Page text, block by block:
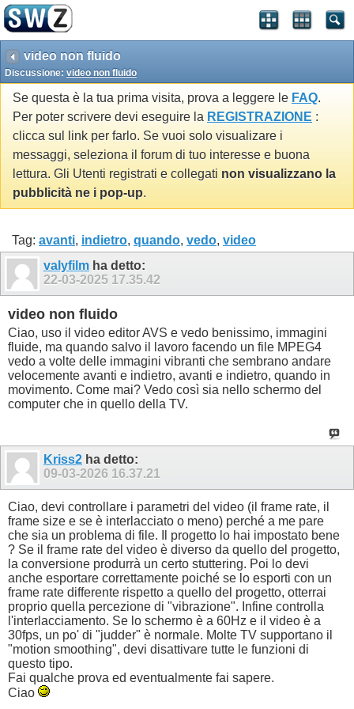
video non fluido
Discussione: video non fluido
Se questa è la tua prima visita, prova a leggere le FAQ.
Per poter scrivere devi eseguire la REGISTRAZIONE :
clicca sul link per farlo. Se vuoi solo visualizare i
messaggi, seleziona il forum di tuo interesse e buona
lettura. Gli Utenti registrati e collegati non visualizzano la
pubblicità ne i pop-up.
Tag: avanti, indietro, quando, vedo, video
valyfilm ha detto:
22-03-2025 17.35.42
video non fluido
Ciao, uso il video editor AVS e vedo benissimo, immagini
fluide, ma quando salvo il lavoro facendo un file MPEG4
vedo a volte delle immagini vibranti che sembrano andare
velocemente avanti e indietro, avanti e indietro, quando in
movimento. Come mai? Vedo così sia nello schermo del
computer che in quello della TV.
Kriss2 ha detto:
09-03-2026 16.37.21
Ciao, devi controllare i parametri del video (il frame rate, il
frame size e se è interlacciato o meno) perché a me pare
che sia un problema di file. Il progetto lo hai impostato bene
? Se il frame rate del video è diverso da quello del progetto,
la conversione produrrà un certo stuttering. Poi lo devi
anche esportare correttamente poiché se lo esporti con un
frame rate differente rispetto a quello del progetto, otterrai
proprio quella percezione di "vibrazione". Infine controlla
l'interlacciamento. Se lo schermo è a 60Hz e il video è a
30fps, un po' di "judder" è normale. Molte TV supportano il
"motion smoothing", devi disattivare tutte le funzioni di
questo tipo.
Fai qualche prova ed eventualmente fai sapere.
Ciao